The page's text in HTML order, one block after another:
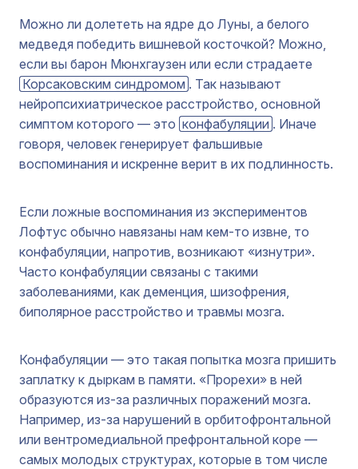
Можно ли долететь на ядре до Луны, а белого
медведя победить вишневой косточкой? Можно,
если вы барон Мюнхгаузен или если страдаете
Корсаковским синдромом . Так называют
нейропсихиатрическое расстройство, основной
симптом которого — это конфабуляции . Иначе
говоря, человек генерирует фальшивые
воспоминания и искренне верит в их подлинность.
Если ложные воспоминания из экспериментов
Лофтус обычно навязаны нам кем-то извне, то
конфабуляции, напротив, возникают «изнутри».
Часто конфабуляции связаны с такими
заболеваниями, как деменция, шизофрения,
биполярное расстройство и травмы мозга.
Конфабуляции — это такая попытка мозга пришить
заплатку к дыркам в памяти. «Прорехи» в ней
образуются из-за различных поражений мозга.
Например, из-за нарушений в орбитофронтальной
или вентромедиальной префронтальной коре —
самых молодых структурах, которые в том числе